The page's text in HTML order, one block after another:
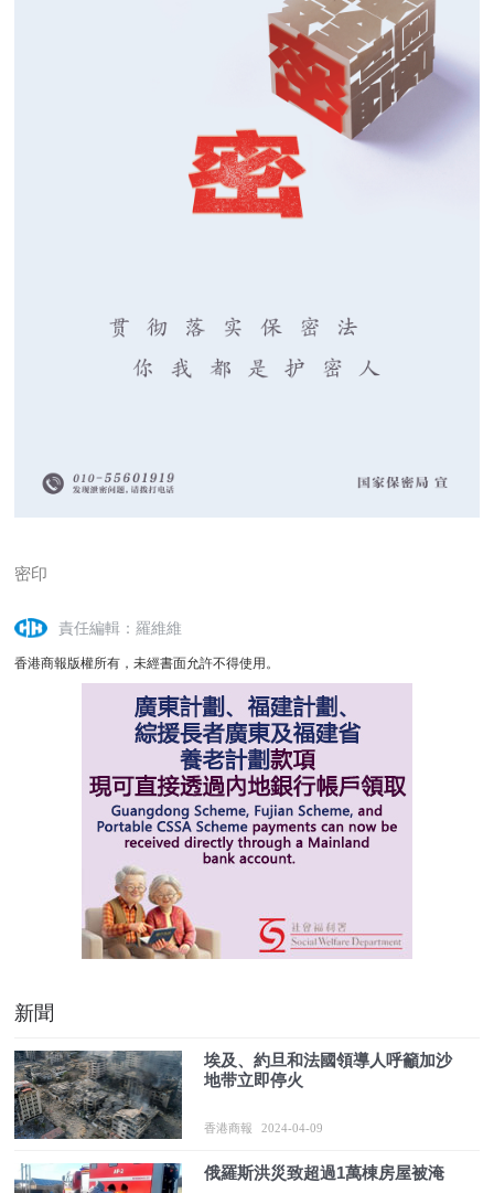
密印
責任編輯：羅維維
香港商報版權所有，未經書面允許不得使用。
新聞
埃及、約旦和法國領導人呼籲加沙
地带立即停火
香港商報 2024-04-09
俄羅斯洪災致超過1萬棟房屋被淹